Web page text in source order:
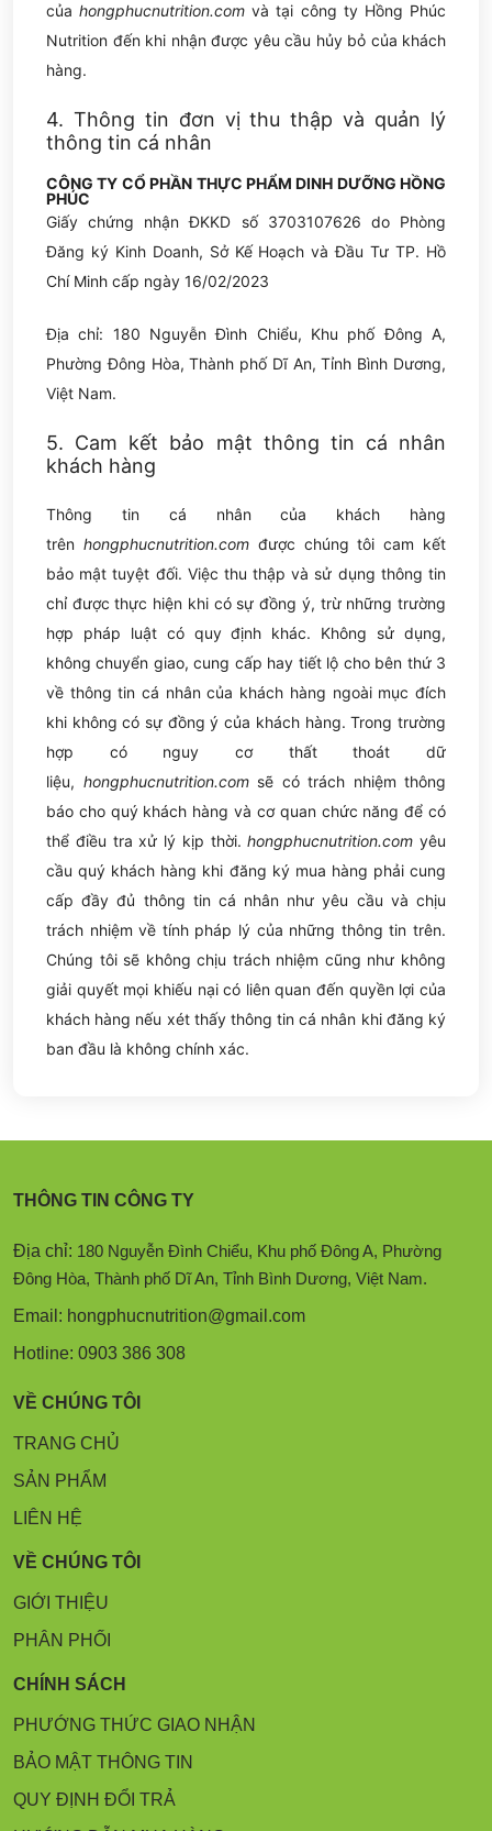
củahongphucnutrition.com và tại công ty Hồng Phúc
Nutrition đến khi nhận được yêu cầu hủy bỏ của khách
hàng.
4. Thông tin đơn vị thu thập và quản lý
thông tin cá nhân
CÔNG TY CỔ PHẦN THỰC PHẨM DINH DƯỠNG HỒNG
PHÚC
Giấy chứng nhận ĐKKD số 3703107626 do Phòng
Đăng ký Kinh Doanh, Sở Kế Hoạch và Đầu Tư TP. Hồ
Chí Minh cấp ngày 16/02/2023
Địa chỉ: 180 Nguyễn Đình Chiểu, Khu phố Đông A,
Phường Đông Hòa, Thành phố Dĩ An, Tỉnh Bình Dương,
Việt Nam.
5. Cam kết bảo mật thông tin cá nhân
khách hàng
Thông tin cá nhân của khách hàng
trên hongphucnutrition.comđược chúng tôi cam kết
bảo mật tuyệt đối. Việc thu thập và sử dụng thông tin
chỉ được thực hiện khi có sự đồng ý, trừ những trường
hợp pháp luật có quy định khác. Không sử dụng,
không chuyển giao, cung cấp hay tiết lộ cho bên thứ 3
về thông tin cá nhân của khách hàng ngoài mục đích
khi không có sự đồng ý của khách hàng. Trong trường
hợp có nguy cơ thất thoát dữ
liệu, hongphucnutrition.comsẽ có trách nhiệm thông
báo cho quý khách hàng và cơ quan chức năng để có
thể điều tra xử lý kịp thời.hongphucnutrition.com yêu
cầu quý khách hàng khi đăng ký mua hàng phải cung
cấp đầy đủ thông tin cá nhân như yêu cầu và chịu
trách nhiệm về tính pháp lý của những thông tin trên.
Chúng tôi sẽ không chịu trách nhiệm cũng như không
giải quyết mọi khiếu nại có liên quan đến quyền lợi của
khách hàng nếu xét thấy thông tin cá nhân khi đăng ký
ban đầu là không chính xác.
THÔNG TIN CÔNG TY
Địa chỉ: 180 Nguyễn Đình Chiểu, Khu phố Đông A, Phường
Đông Hòa, Thành phố Dĩ An, Tỉnh Bình Dương, Việt Nam.
Email: hongphucnutrition@gmail.com
Hotline: 0903 386 308
VỀ CHÚNG TÔI
TRANG CHỦ
SẢN PHẨM
LIÊN HỆ
VỀ CHÚNG TÔI
GIỚI THIỆU
PHÂN PHỐI
CHÍNH SÁCH
PHƯỚNG THỨC GIAO NHẬN
BẢO MẬT THÔNG TIN
QUY ĐỊNH ĐỔI TRẢ